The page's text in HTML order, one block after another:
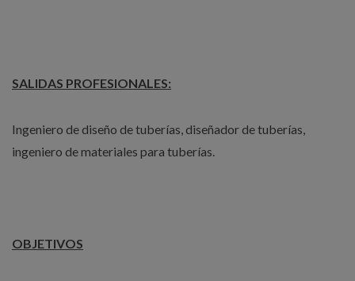
SALIDAS PROFESIONALES:
Ingeniero de diseño de tuberías, diseñador de tuberías,
ingeniero de materiales para tuberías.
OBJETIVOS